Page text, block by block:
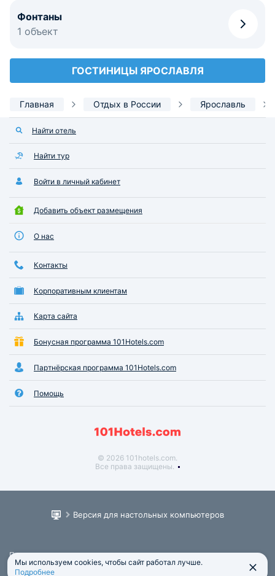
Фонтаны
1 объект
ГОСТИНИЦЫ ЯРОСЛАВЛЯ
Главная Отдых в России Ярославль
Найти отель
Найти тур
Войти в личный кабинет
Добавить объект размещения
О нас
Контакты
Корпоративным клиентам
Карта сайта
Бонусная программа 101Hotels.com
Партнёрская программа 101Hotels.com
Помощь
© 2026 101hotels.com.
Все права защищены.
Версия для настольных компьютеров
Пользовательское соглашение
Юридическая информация
Мы используем cookies, чтобы сайт работал лучше.
Подробнее